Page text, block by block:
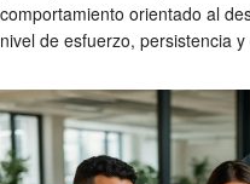
comportamiento orientado al
nivel de esfuerzo, persistencia